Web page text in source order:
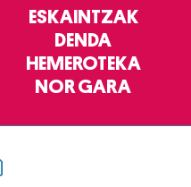
ESKAINTZAK
DENDA
HEMEROTEKA
NOR GARA